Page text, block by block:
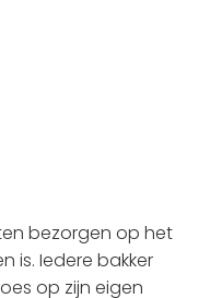
bezorgen op het
is. Iedere bakker
op zijn eigen